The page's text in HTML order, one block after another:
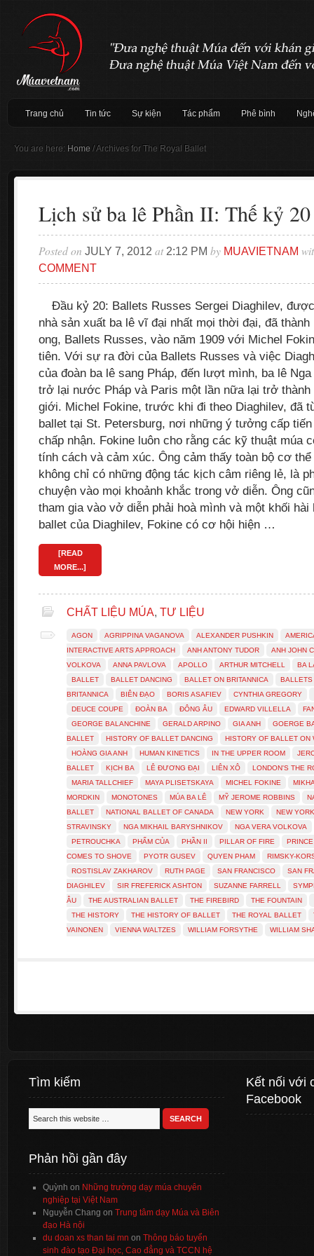
Trang chủ Tin tức Sự kiện Tác phẩm Phê bình
You are here: Home /Archives for The Royal Ballet
Lịch sử ba lê Phần II: Thế kỷ
Posted on JULY 7, 2012 at 2:12 PM by MUAVIETNAM
COMMENT
Đầu kỷ 20: Ballets Russes Sergei Diaghilev,
nhà sản xuất ba lê vĩ đại nhất mọi thời đại, đã
ong, Ballets Russes, vào năm 1909 với Michel
tiên. Với sự ra đời của Ballets Russes và việc
của đoàn ba lê sang Pháp, đến lượt mình, ba lê
trở lại nước Pháp và Paris một lần nữa lại trở thành
giới. Michel Fokine, trước khi đi theo Diaghilev, đã
ballet tại St. Petersburg, nơi những ý tưởng cấp
chấp nhận. Fokine luôn cho rằng các kỹ thuật múa
tính cách và cảm xúc. Ông cảm thấy toàn bộ cơ
không chỉ có những động tác kịch câm riêng lẻ, là
chuyện vào mọi khoảnh khắc trong vở diễn. Ông
tham gia vào vở diễn phải hoà mình và một khối hài
ballet của Diaghilev, Fokine có cơ hội hiện …
[READ
MORE...]
CHẤT LIỆU MÚA, TƯ LIỆU
AGON AGRIPPINA VAGANOVA ALEXANDER PUSHKIN
INTERACTIVE ARTS APPROACH
ANH ANTONY TUDOR
ANH JOHN
VOLKOVA
ANNA PAVLOVA APOLLO ARTHUR MITCHELL
BA
BALLET
BALLET DANCING BALLET ON BRITANNICA
BALLETS
BRITANNICA
BIÊN ĐẠO BORIS ASAFIEV
CYNTHIA GREGORY
DEUCE COUPE
ĐOÀN BA ĐÔNG ÂU EDWARD VILLELLA
GEORGE BALANCHINE
GERALD ARPINO GIA ANH
GOERGE
BALLET
HISTORY OF BALLET DANCING
HISTORY OF BALLET ON
HOÀNG GIA ANH
HUMAN KINETICS IN THE UPPER ROOM
BALLET
KỊCH BA LÊ ĐƯƠNG ĐẠI LIÊN XÔ
LONDON'S THE
MARIA TALLCHIEF
MAYA PLISETSKAYA MICHEL FOKINE
MORDKIN
MONOTONES MÚA BA LÊ MỸ JEROME ROBBINS
BALLET
NATIONAL BALLET OF CANADA NEW YORK
NEW
STRAVINSKY
NGA MIKHAIL BARYSHNIKOV
NGA VERA VOLKOVA
PETROUCHKA
PHẨM CỦA PHẦN II PILLAR OF FIRE
COMES TO SHOVE
PYOTR GUSEV QUYEN PHAM
RIMSKY-
ROSTISLAV ZAKHAROV
RUTH PAGE SAN FRANCISCO
SAN
DIAGHILEV
SIR FREFERICK ASHTON SUZANNE FARRELL
ÂU
THE AUSTRALIAN BALLET THE FIREBIRD
THE FOUNTAIN
THE HISTORY
THE HISTORY OF BALLET THE ROYAL BALLET
VAINONEN
VIENNA WALTZES WILLIAM FORSYTHE WILLIAM
Tìm kiếm
Phản hồi gần đây
Quỳnh on Những trường dạy múa chuyên
nghiệp tại Việt Nam
Nguyễn Chang on Trung tâm dạy Múa và Biên
đạo Hà nội
du doan xs than tai mn on Thông báo tuyển
sinh đào tạo Đại học, Cao đẳng và TCCN hệ
Kết nối với
Facebook